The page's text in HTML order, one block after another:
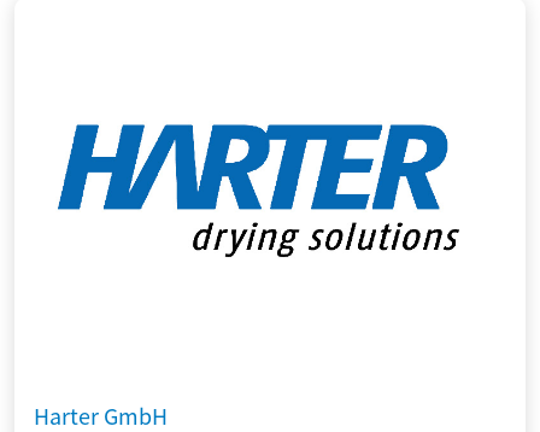
Harter GmbH